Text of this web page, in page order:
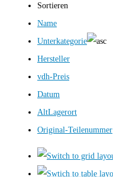
Sortieren
Name
Unterkategorie
Hersteller
vdh-Preis
Datum
AltLagerort
Original-Teilenummer